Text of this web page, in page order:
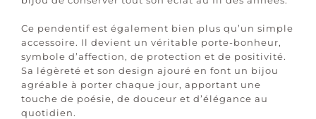
Ce pendentif est également bien plus qu’un simple
accessoire. Il devient un véritable porte-bonheur,
symbole d’affection, de protection et de positivité.
Sa légèreté et son design ajouré en font un bijou
agréable à porter chaque jour, apportant une
touche de poésie, de douceur et d’élégance au
quotidien.